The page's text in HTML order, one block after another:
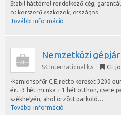
Stabil háttérrel rendelkező cég,
os korszerű eszközök, országos…
További információ
Nemzetközi
SK International k.s. CE
-Kamionsofőr C,E,netto kereset 3200
én. -3 hét munka + 1 hét otthon, csere
székhelyén, ahol örzött parkoló…
További információ